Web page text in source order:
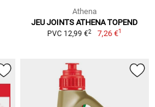
Athena
JEU JOINTS ATHENA TOPEND
PVC 12,99 €2 7,26 €1